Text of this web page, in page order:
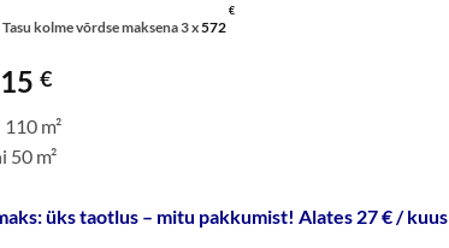
Tasu kolme võrdse maksena 3 x572
€
€.
€Current
is:
1715 €.
m²
50 m²
üks taotlus – mitu pakkumist! Alates 27 € / kuus